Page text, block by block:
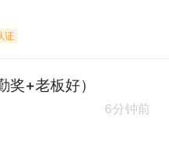
证
+老板好）
6分钟前